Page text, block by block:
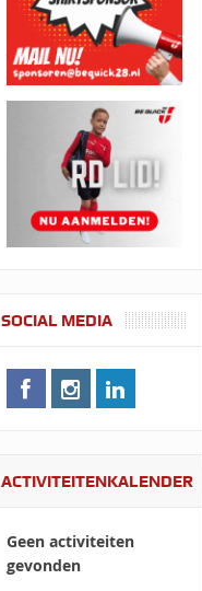
SOCIAL MEDIA
ACTIVITEITENKALENDER
Geen activiteiten
gevonden